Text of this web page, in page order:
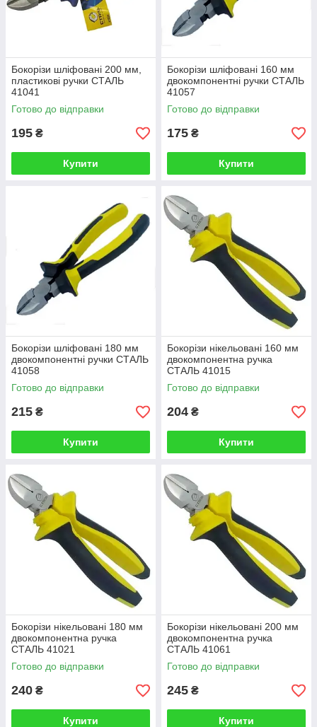
Бокорізи шліфовані 200 мм,
пластикові ручки СТАЛЬ
41041
Готово до відправки
195 ₴
Купити
Бокорізи шліфовані 160 мм
двокомпонентні ручки СТАЛЬ
41057
Готово до відправки
175 ₴
Купити
Бокорізи шліфовані 180 мм
двокомпонентні ручки СТАЛЬ
41058
Готово до відправки
215 ₴
Купити
Бокорізи нікельовані 160 мм
двокомпонентна ручка
СТАЛЬ 41015
Готово до відправки
204 ₴
Купити
Бокорізи нікельовані 180 мм
двокомпонентна ручка
СТАЛЬ 41021
Готово до відправки
240 ₴
Купити
Бокорізи нікельовані 200 мм
двокомпонентна ручка
СТАЛЬ 41061
Готово до відправки
245 ₴
Купити